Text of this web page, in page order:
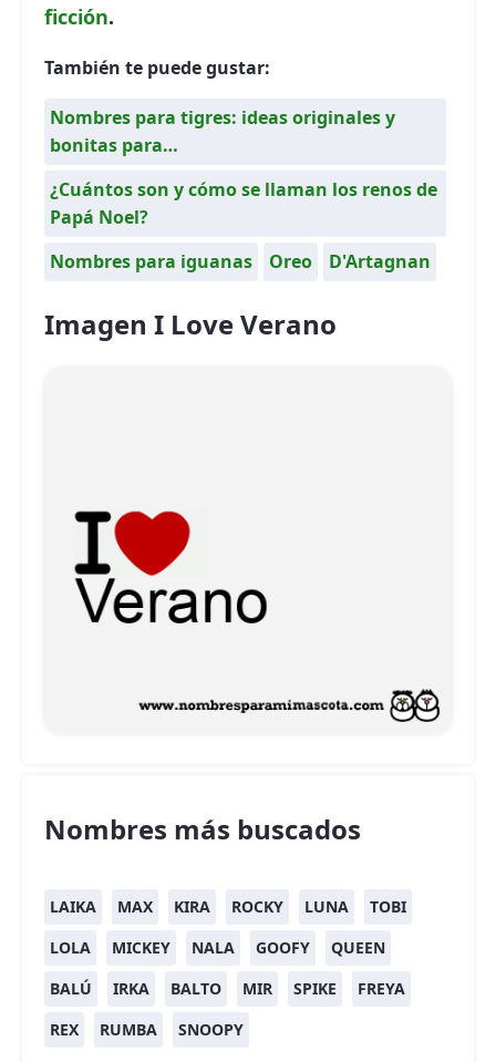
ficción.
También te puede gustar:
Nombres para tigres: ideas originales y
bonitas para…
¿Cuántos son y cómo se llaman los renos de
Papá Noel?
Nombres para iguanas
Oreo D'Artagnan
Imagen I Love Verano
Nombres más buscados
LAIKA MAX KIRA ROCKY LUNA
TOBI
LOLA
MICKEY NALA GOOFY
QUEEN
BALÚ
IRKA BALTO MIR SPIKE
FREYA
REX
RUMBA SNOOPY